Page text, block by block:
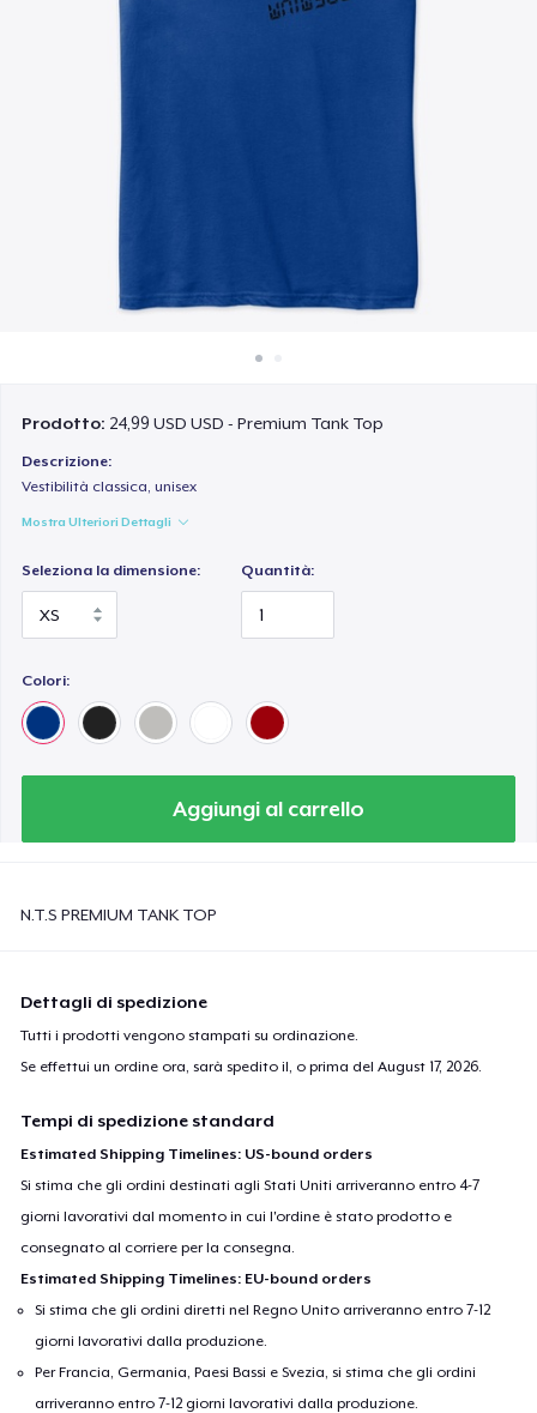
Prodotto: 24,99 USD USD - Premium Tank Top
Descrizione:
Vestibilità classica, unisex
Mostra Ulteriori Dettagli
Seleziona la dimensione: Quantità:
Colori:
Aggiungi al carrello
N.T.S PREMIUM TANK TOP
Dettagli di spedizione
Tutti i prodotti vengono stampati su ordinazione.
Se effettui un ordine ora, sarà spedito il, o prima delAugust 17, 2026
Tempi di spedizione standard
Estimated Shipping Timelines: US-bound orders
Si stima che gli ordini destinati agli Stati Uniti arriveranno entro 4-7
giorni lavorativi dal momento in cui l'ordine è stato prodotto e
consegnato al corriere per la consegna.
Estimated Shipping Timelines: EU-bound orders
Si stima che gli ordini diretti nel Regno Unito arriveranno entro 7-12
giorni lavorativi dalla produzione.
Per Francia, Germania, Paesi Bassi e Svezia, si stima che gli ordini
arriveranno entro 7-12 giorni lavorativi dalla produzione.